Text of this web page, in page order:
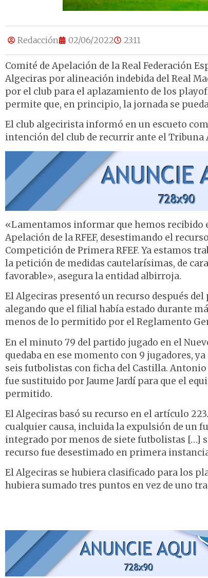
Redacción 02/06/2022 23:11
Comité de Apelación de la Real Federación
Algeciras por alineación indebida del Real
por el club para el aplazamiento de los
permite que, en principio, la jornada se
El club algecirista informó en un escueto
intención del club de recurrir ante el Tribuna
«Lamentamos informar que hemos recibido
Apelación de la RFEF, desestimando el
Competición de Primera RFEF. Ya estamos
la petición de medidas cautelarísimas, de
favorable», asegura la entidad albirroja.
El Algeciras presentó un recurso después
alegando que el filial había estado durante
menos de lo permitido por el Reglamento
En el minuto 79 del partido jugado en el
quedaba en ese momento con 9 jugadores,
seis futbolistas con ficha del Castilla.
fue sustituido por Jaume Jardí para que el
permitido.
El Algeciras basó su recurso en el artículo
cualquier causa, incluida la expulsión de un
integrado por menos de siete futbolistas […]
recurso fue desestimado en primera
El Algeciras se hubiera clasificado para los
hubiera sumado tres puntos en vez de uno